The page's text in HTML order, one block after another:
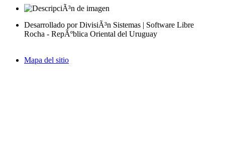
Desarrollado por DivisiÃ³n Sistemas | Software Libre
Rocha - RepÃºblica Oriental del Uruguay
Mapa del sitio